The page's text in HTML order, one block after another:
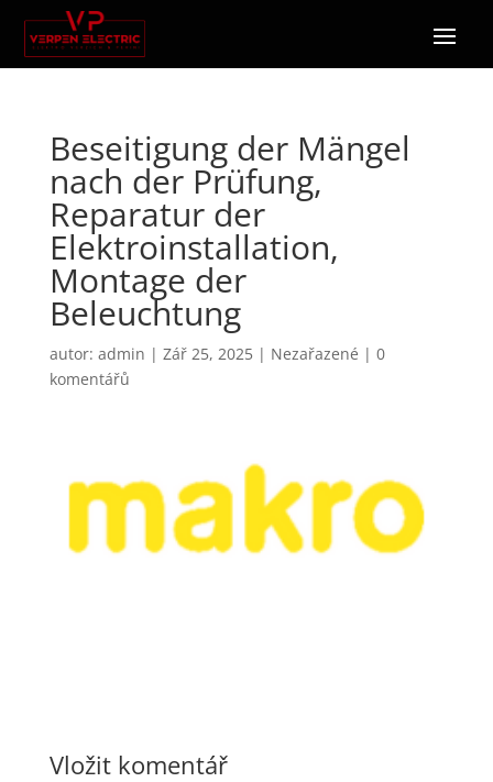
Beseitigung der Mängel
nach der Prüfung,
Reparatur der
Elektroinstallation,
Montage der
Beleuchtung
autor: admin | Zář 25, 2025| Nezařazené | 0
komentářů
Vložit komentář